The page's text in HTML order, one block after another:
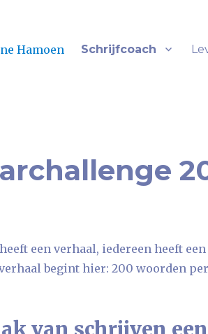
Schrijfcoach
een verhaal, iedereen heeft
begint hier: 200 woorden